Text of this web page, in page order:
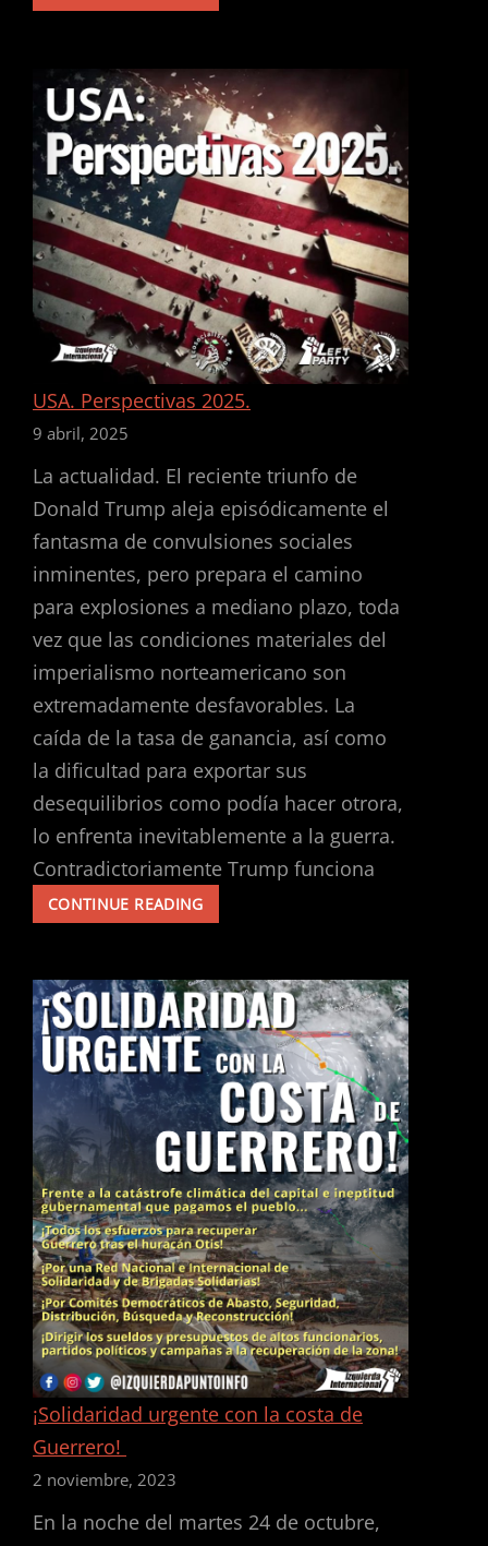
PARECE
DE
LO
QUE
REALMENTE
ES.
USA. Perspectivas 2025.
9 abril, 2025
La actualidad. El reciente triunfo de
Donald Trump aleja episódicamente el
fantasma de convulsiones sociales
inminentes, pero prepara el camino
para explosiones a mediano plazo, toda
vez que las condiciones materiales del
imperialismo norteamericano son
extremadamente desfavorables. La
caída de la tasa de ganancia, así como
la dificultad para exportar sus
desequilibrios como podía hacer otrora,
lo enfrenta inevitablemente a la guerra.
Contradictoriamente Trump funciona
CONTINUE READINGUSA.
PERSPECTIVAS
¡Solidaridad urgente con la costa de
Guerrero!
2 noviembre, 2023
En la noche del martes 24 de octubre,